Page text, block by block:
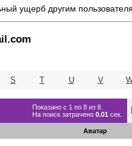
ущерб другим
S T U V
Показано с 1 по 8 из 8.
На поиск затрачено 0.01 сек.
Аватар